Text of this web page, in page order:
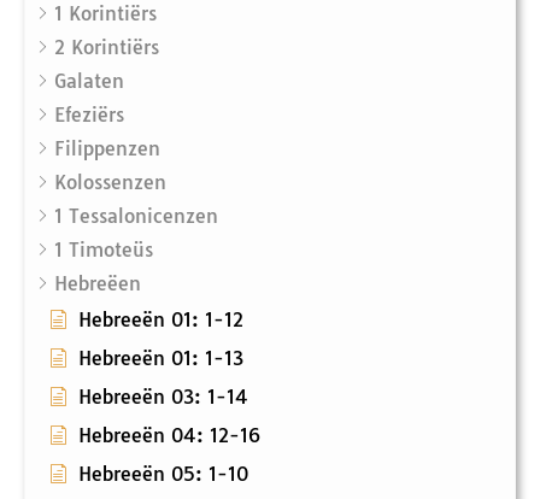
1 Korintiërs
2 Korintiërs
Galaten
Efeziërs
Filippenzen
Kolossenzen
1 Tessalonicenzen
1 Timoteüs
Hebreëen
Hebreeën 01: 1-12
Hebreeën 01: 1-13
Hebreeën 03: 1-14
Hebreeën 04: 12-16
Hebreeën 05: 1-10